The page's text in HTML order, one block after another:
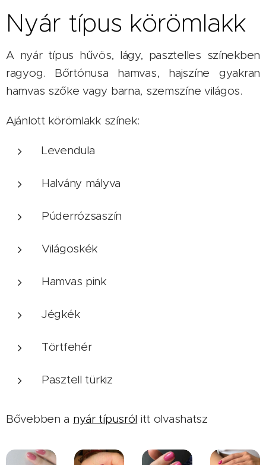
Nyár típus körömlakk
A nyár típus hűvös, lágy, pasztelles színekben
ragyog. Bőrtónusa hamvas, hajszíne gyakran
hamvas szőke vagy barna, szemszíne világos.
Ajánlott körömlakk színek:
Levendula
Halvány mályva
Púderrózsaszín
Világoskék
Hamvas pink
Jégkék
Törtfehér
Pasztell türkiz
Bővebben a nyár típusról itt olvashatsz